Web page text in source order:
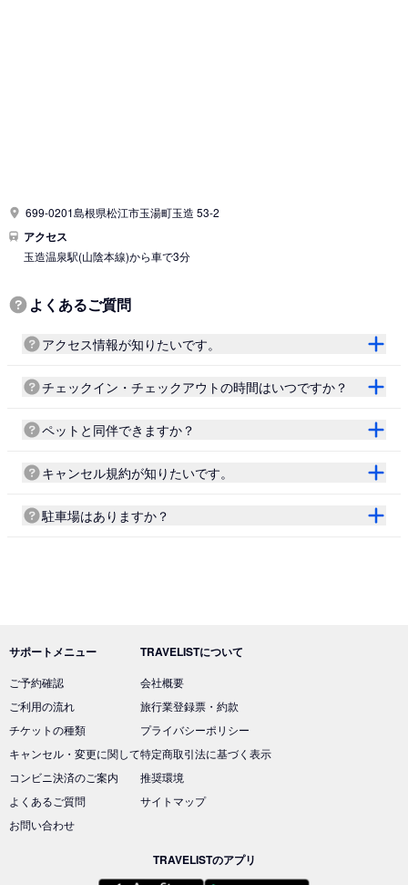
699-0201島根県松江市玉湯町玉造 53-2
アクセス
玉造温泉駅(山陰本線)から車で3分
よくあるご質問
アクセス情報が知りたいです。
チェックイン・チェックアウトの時間はいつですか？
ペットと同伴できますか？
キャンセル規約が知りたいです。
駐車場はありますか？
サポートメニュー
ご予約確認
ご利用の流れ
チケットの種類
キャンセル・変更に関して
コンビニ決済のご案内
よくあるご質問
お問い合わせ
TRAVELISTについて
会社概要
旅行業登録票・約款
プライバシーポリシー
特定商取引法に基づく表示
推奨環境
サイトマップ
TRAVELISTのアプリ